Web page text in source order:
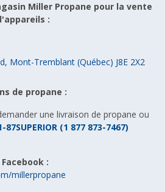
Miller Propane pour la vente
:
Mont-Tremblant (Québec) J8E 2X2
de propane :
une livraison de propane ou
87SUPERIOR (1 877 873-7467)
:
millerpropane